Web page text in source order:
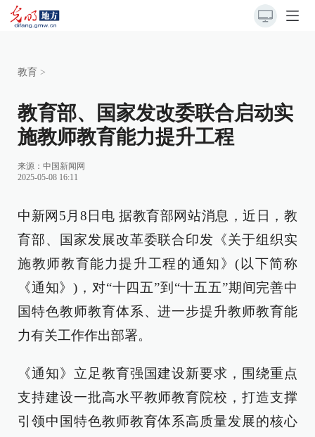
教育 >
教育部、国家发改委联合启动实
施教师教育能力提升工程
来源： 中国新闻网
2025-05-08 16:11
中新网5月8日电 据教育部网站消息，近日，教
育部、国家发展改革委联合印发《关于组织实
施教师教育能力提升工程的通知》(以下简称
《通知》)，对“十四五”到“十五五”期间完善中
国特色教师教育体系、进一步提升教师教育能
力有关工作作出部署。
《通知》立足教育强国建设新要求，围绕重点
支持建设一批高水平教师教育院校，打造支撑
引领中国特色教师教育体系高质量发展的核心